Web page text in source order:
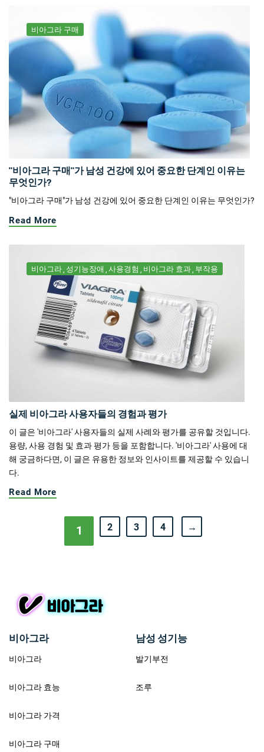
비아그라 구매
"비아그라 구매"가 남성 건강에 있어 중요한 단계인 이유는
무엇인가?
"비아그라 구매"가 남성 건강에 있어 중요한 단계인 이유는 무엇인가?
Read More
비아그라 성기능장애 사용경험 비아그라 효과 부작용
실제 비아그라 사용자들의 경험과 평가
이 글은 '비아그라' 사용자들의 실제 사례와 평가를 공유할 것입니다.
용량, 사용 경험 및 효과 평가 등을 포함합니다. '비아그라' 사용에 대
해 궁금하다면, 이 글은 유용한 정보와 인사이트를 제공할 수 있습니
다.
Read More
1 2 3 4 →
비아그라
비아그라
비아그라 효능
비아그라 가격
비아그라 구매
남성 성기능
발기부전
조루